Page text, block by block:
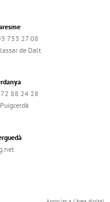
753 27 08
de Dalt
88 24 28